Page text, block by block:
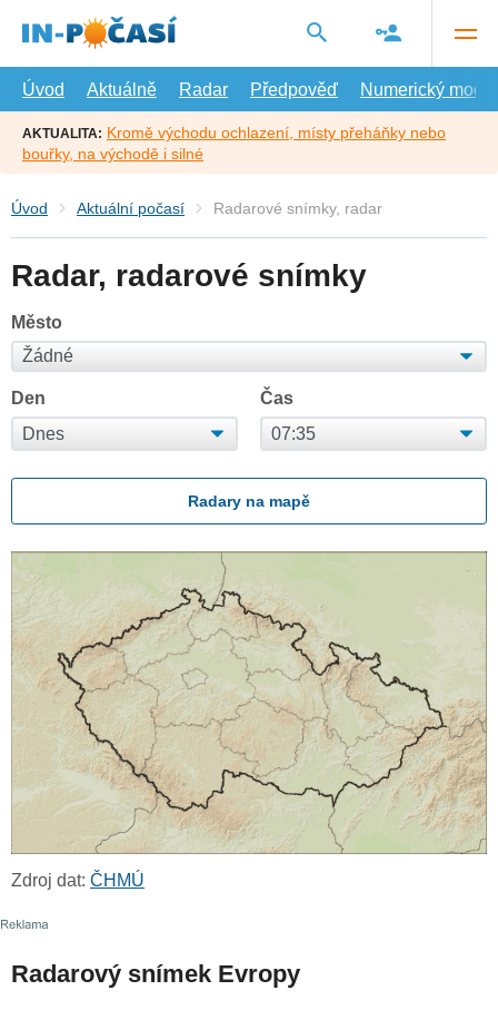
hlavní
Úvod
Aktuálně Radar Předpověď Numerický model
AKTUALITA: Kromě východu ochlazení, místy přeháňky nebo
bouřky, na východě i silné
Úvod Aktuální počasí Radarové snímky, radar
Radar, radarové snímky
Město
Den Čas
Radary na mapě
Zdroj dat: ČHMÚ
Radarový snímek Evropy